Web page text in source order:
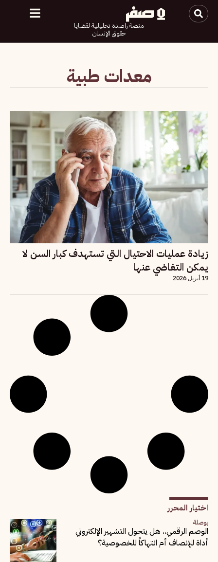
منصة راصدة تحليلية لقضايا
حقوق الإنسان
معدات طبية
زيادة عمليات الاحتيال التي تستهدف كبار السن لا
يمكن التغاضي عنها
19 أبريل 2026
اختيار المحرر
بوصلة
الوصم الرقمي.. هل يتحول التشهير الإلكتروني
أداة للإنصاف أم انتهاكاً للخصوصية؟